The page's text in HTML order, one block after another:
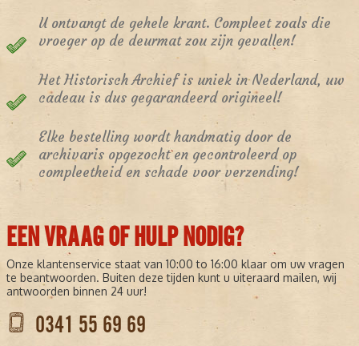
U ontvangt de gehele krant. Compleet zoals die
vroeger op de deurmat zou zijn gevallen!
Het Historisch Archief is uniek in Nederland, uw
cadeau is dus gegarandeerd origineel!
Elke bestelling wordt handmatig door de
archivaris opgezocht en gecontroleerd op
compleetheid en schade voor verzending!
EEN VRAAG OF HULP NODIG?
Onze klantenservice staat van 10:00 to 16:00 klaar om uw vragen
te beantwoorden. Buiten deze tijden kunt u uiteraard mailen, wij
antwoorden binnen 24 uur!
0341 55 69 69